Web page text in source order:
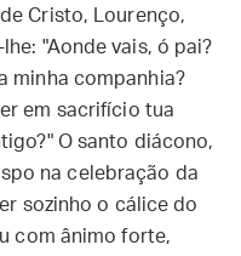
Cristo, Lourenço,
"Aonde vais, ó pai?
minha companhia?
em sacrifício tua
O santo diácono,
na celebração da
sozinho o cálice do
com ânimo forte,